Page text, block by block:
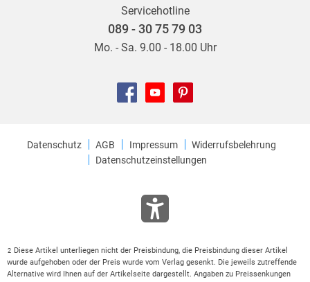
Servicehotline
089 - 30 75 79 03
Mo. - Sa. 9.00 - 18.00 Uhr
Datenschutz AGB Impressum
Widerrufsbelehrung
Datenschutzeinstellungen
2 Diese Artikel unterliegen nicht der Preisbindung, die Preisbindung dieser Artikel
wurde aufgehoben oder der Preis wurde vom Verlag gesenkt. Die jeweils zutreffende
Alternative wird Ihnen auf der Artikelseite dargestellt. Angaben zu Preissenkungen